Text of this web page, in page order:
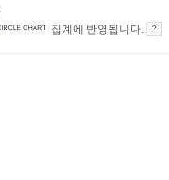
집계에 반영됩니다.